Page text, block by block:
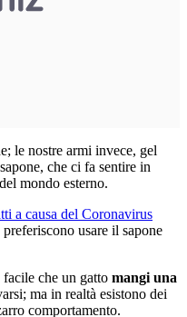
le nostre armi invece, gel
che ci fa sentire in
mondo esterno.
a causa del Coronavirus
usare il sapone
facile che un gatto mangi una
ma in realtà esistono dei
comportamento.